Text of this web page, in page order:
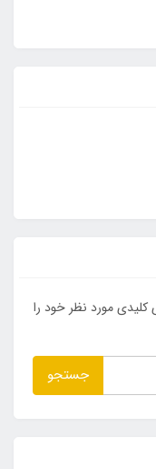
مورد نظر خود را
جستجو